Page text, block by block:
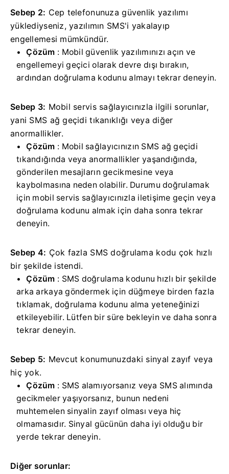
Sebep 2: Cep telefonunuza güvenlik yazılımı
yüklediyseniz, yazılımın SMS'i yakalayıp
engellemesi mümkündür.
Çözüm : Mobil güvenlik yazılımınızı açın ve
engellemeyi geçici olarak devre dışı bırakın,
ardından doğrulama kodunu almayı tekrar deneyin.
Sebep 3: Mobil servis sağlayıcınızla ilgili sorunlar,
yani SMS ağ geçidi tıkanıklığı veya diğer
anormallikler.
Çözüm : Mobil sağlayıcınızın SMS ağ geçidi
tıkandığında veya anormallikler yaşandığında,
gönderilen mesajların gecikmesine veya
kaybolmasına neden olabilir. Durumu doğrulamak
için mobil servis sağlayıcınızla iletişime geçin veya
doğrulama kodunu almak için daha sonra tekrar
deneyin.
Sebep 4: Çok fazla SMS doğrulama kodu çok hızlı
bir şekilde istendi.
Çözüm : SMS doğrulama kodunu hızlı bir şekilde
arka arkaya göndermek için düğmeye birden fazla
tıklamak, doğrulama kodunu alma yeteneğinizi
etkileyebilir. Lütfen bir süre bekleyin ve daha sonra
tekrar deneyin.
Sebep 5: Mevcut konumunuzdaki sinyal zayıf veya
hiç yok.
Çözüm : SMS alamıyorsanız veya SMS alımında
gecikmeler yaşıyorsanız, bunun nedeni
muhtemelen sinyalin zayıf olması veya hiç
olmamasıdır. Sinyal gücünün daha iyi olduğu bir
yerde tekrar deneyin.
Diğer sorunlar: